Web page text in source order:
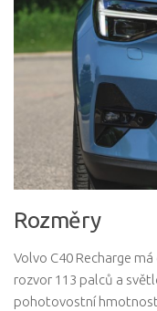
Rozměry
Volvo C40 Recharge
rozvor 113 palců a
pohotovostní